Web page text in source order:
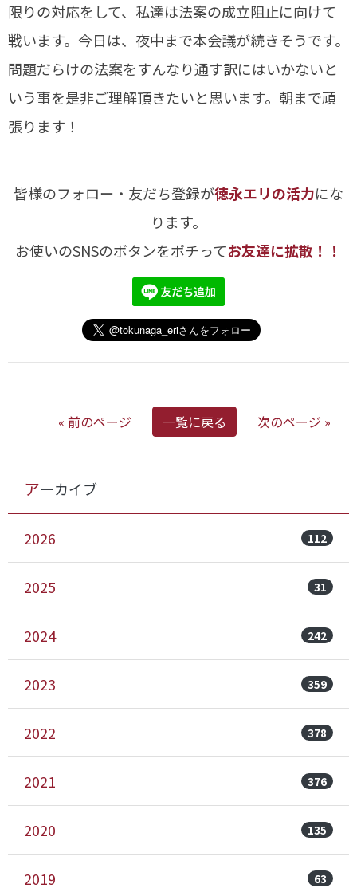
限りの対応をして、私達は法案の成立阻止に向けて
戦います。今日は、夜中まで本会議が続きそうです。
問題だらけの法案をすんなり通す訳にはいかないと
いう事を是非ご理解頂きたいと思います。朝まで頑
張ります！
皆様のフォロー・友だち登録が徳永エリの活力にな
ります。
お使いのSNSのボタンをポチってお友達に拡散！！
« 前のページ 一覧に戻る 次のページ »
アーカイブ
2026 112
2025 31
2024 242
2023 359
2022 378
2021 376
2020 135
2019 63